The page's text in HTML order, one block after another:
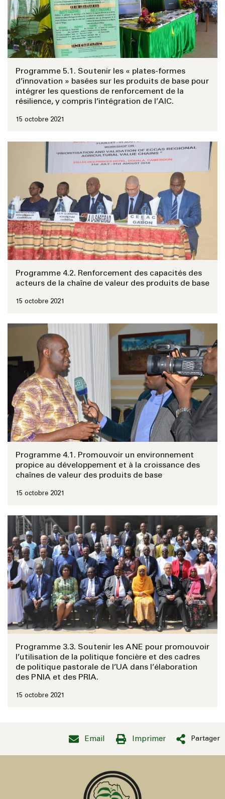
Programme 5.1. Soutenir les « plates-formes
d’innovation » basées sur les produits de base pour
intégrer les questions de renforcement de la
résilience, y compris l’intégration de l’AIC.
15 octobre 2021
Programme 4.2. Renforcement des capacités des
acteurs de la chaîne de valeur des produits de base
15 octobre 2021
Programme 4.1. Promouvoir un environnement
propice au développement et à la croissance des
chaînes de valeur des produits de base
15 octobre 2021
Programme 3.3. Soutenir les ANE pour promouvoir
l’utilisation de la politique foncière et des cadres
de politique pastorale de l’UA dans l’élaboration
des PNIA et des PRIA.
15 octobre 2021
Email Imprimer Partager